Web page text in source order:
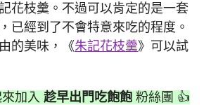
花枝羹。不過可以肯定的是一套
已經到了不會特意來吃的程度。
的美味，《朱記花枝羹》可以試
加入 趁早出門吃飽飽 粉絲團 👍